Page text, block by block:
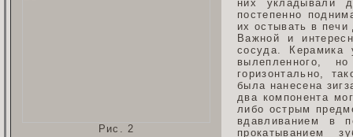
Рис. 2
них укладывали
постепенно
их остывать в
Важной и
сосуда. Керамика
вылепленного,
горизонтально,
была нанесена
два компонента
либо острым
вдавливанием в
прокатыванием